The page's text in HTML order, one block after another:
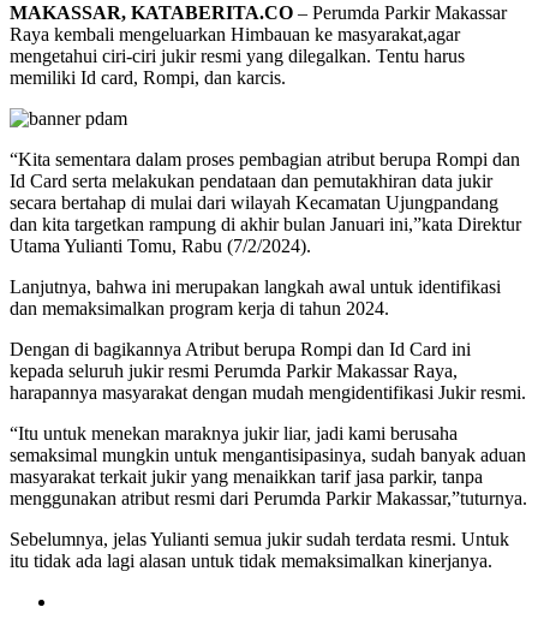
MAKASSAR, KATABERITA.CO – Perumda Parkir Makassar
Raya kembali mengeluarkan Himbauan ke masyarakat,agar
mengetahui ciri-ciri jukir resmi yang dilegalkan. Tentu harus
memiliki Id card, Rompi, dan karcis.
“Kita sementara dalam proses pembagian atribut berupa Rompi dan
Id Card serta melakukan pendataan dan pemutakhiran data jukir
secara bertahap di mulai dari wilayah Kecamatan Ujungpandang
dan kita targetkan rampung di akhir bulan Januari ini,”kata Direktur
Utama Yulianti Tomu, Rabu (7/2/2024).
Lanjutnya, bahwa ini merupakan langkah awal untuk identifikasi
dan memaksimalkan program kerja di tahun 2024.
Dengan di bagikannya Atribut berupa Rompi dan Id Card ini
kepada seluruh jukir resmi Perumda Parkir Makassar Raya,
harapannya masyarakat dengan mudah mengidentifikasi Jukir resmi.
“Itu untuk menekan maraknya jukir liar, jadi kami berusaha
semaksimal mungkin untuk mengantisipasinya, sudah banyak aduan
masyarakat terkait jukir yang menaikkan tarif jasa parkir, tanpa
menggunakan atribut resmi dari Perumda Parkir Makassar,”tuturnya.
Sebelumnya, jelas Yulianti semua jukir sudah terdata resmi. Untuk
itu tidak ada lagi alasan untuk tidak memaksimalkan kinerjanya.